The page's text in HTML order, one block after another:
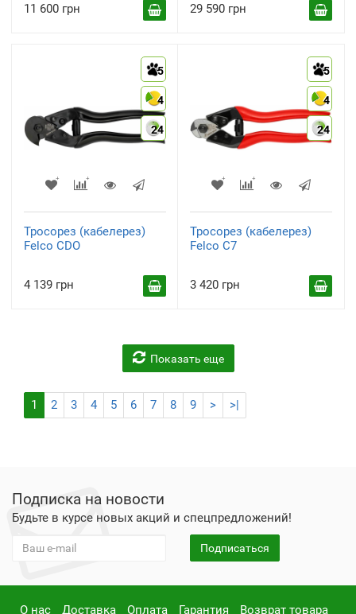
11 600 грн 29 590 грн
5
4
24
Тросорез (кабелерез)
Felco CDO
4 139 грн
5
4
24
Тросорез (кабелерез)
Felco C7
3 420 грн
Показать еще
1 2 3 4 5 6 7 8 9 > >|
Подписка на новости
Будьте в курсе новых акций и спецпредложений!
Подписаться
О нас Доставка Оплата Гарантия Возврат товара